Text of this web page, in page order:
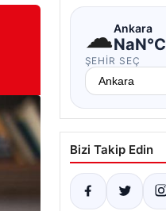
☁Ankara
NaN°C
ŞEHIR SEÇ
Bizi Takip Edin